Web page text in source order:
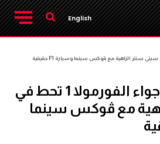
English
شدوا الأحزمة: أجواء الفورمولا 1 تحط في
مع ڤوكس سينما